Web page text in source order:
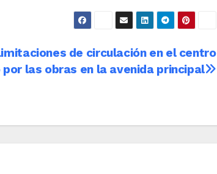
de circulación en el centro
por las obras en la avenida principal